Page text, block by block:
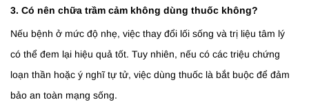
3. Có nên chữa trầm cảm không dùng thuốc không?
Nếu bệnh ở mức độ nhẹ, việc thay đổi lối sống và trị liệu tâm lý
có thể đem lại hiệu quả tốt. Tuy nhiên, nếu có các triệu chứng
loạn thần hoặc ý nghĩ tự tử, việc dùng thuốc là bắt buộc để đảm
bảo an toàn mạng sống.